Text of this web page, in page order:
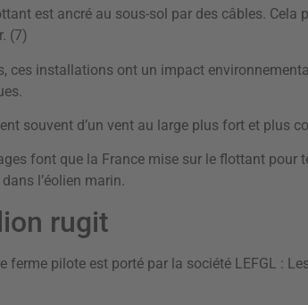
est ancré au sous-sol par des câbles. Cela
(7)
ces installations ont un impact
souvent d’un vent au large plus fort et plus
font que la France mise sur le flottant pour
l’éolien marin.
rugit
ferme pilote est porté par la société LEFGL :